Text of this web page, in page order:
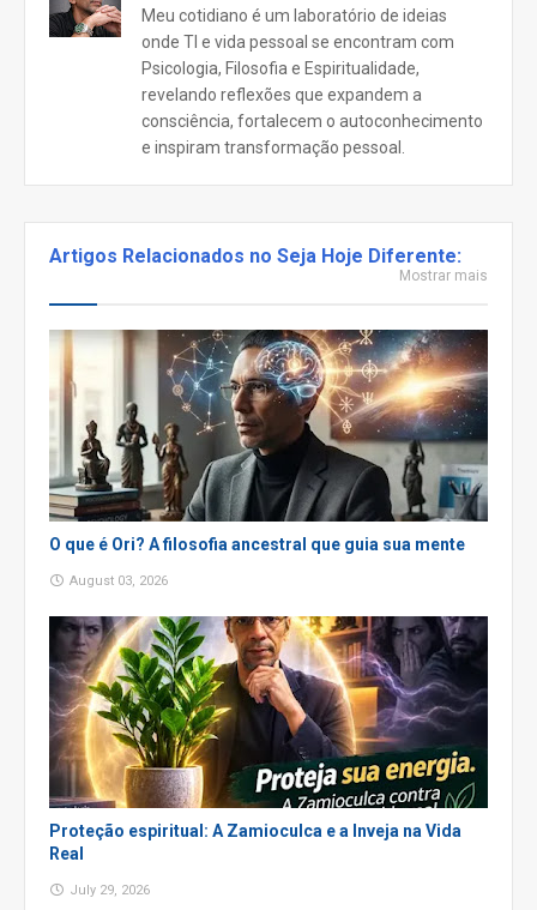
Meu cotidiano é um laboratório de ideias
onde TI e vida pessoal se encontram com
Psicologia, Filosofia e Espiritualidade,
revelando reflexões que expandem a
consciência, fortalecem o autoconhecimento
e inspiram transformação pessoal.
Artigos Relacionados no Seja Hoje Diferente:
Mostrar mais
O que é Ori? A filosofia ancestral que guia sua mente
August 03, 2026
Proteção espiritual: A Zamioculca e a Inveja na Vida
Real
July 29, 2026